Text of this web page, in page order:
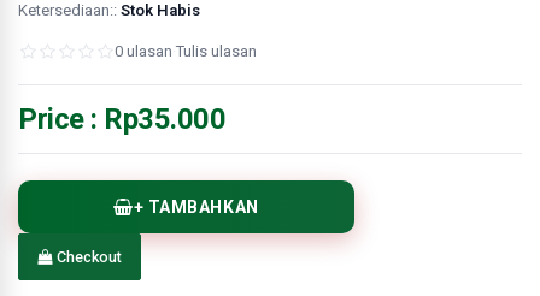
Ketersediaan:: Stok Habis
0 ulasan Tulis ulasan
Price : Rp35.000
+ TAMBAHKAN
Checkout